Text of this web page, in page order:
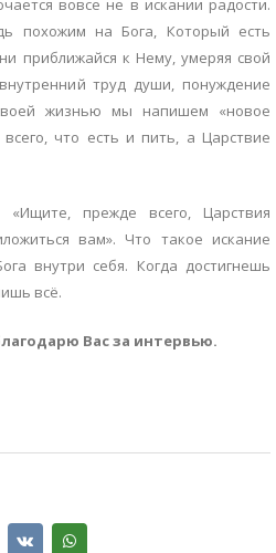
вовсе не в искании радости.
похожим на Бога, Который есть
приближайся к Нему, умеряя свой
труд души, понуждение
жизнью мы напишем «новое
что есть и пить, а Царствие
прежде всего, Царствия
вам». Что такое искание
внутри себя. Когда достигнешь
всё.
Вас за интервью.